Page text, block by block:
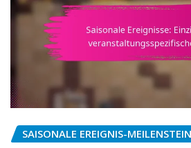
SAISONALE EREIGNIS-